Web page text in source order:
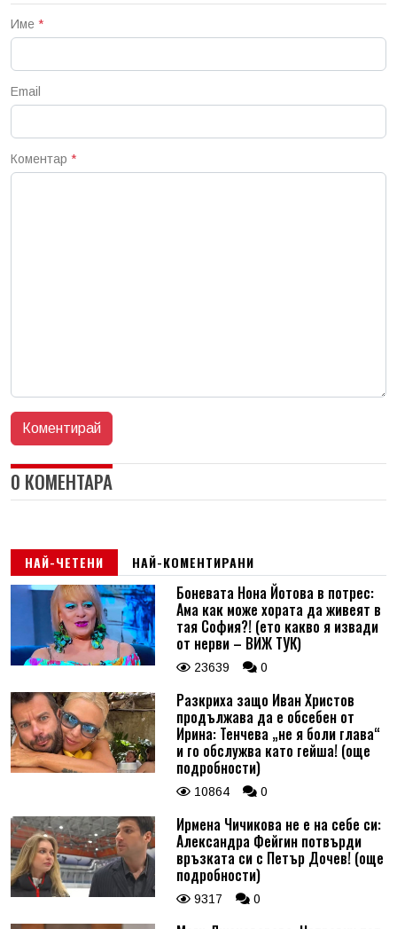
Име *
Email
Коментар *
0 КОМЕНТАРА
НАЙ-ЧЕТЕНИ НАЙ-КОМЕНТИРАНИ
Боневата Нона Йотова в потрес:
Ама как може хората да живеят в
тая София?! (ето какво я извади
от нерви – ВИЖ ТУК)
23639 0
Разкриха защо Иван Христов
продължава да е обсебен от
Ирина: Тенчева „не я боли глава“
и го обслужва като гейша! (още
подробности)
10864 0
Ирмена Чичикова не е на себе си:
Александра Фейгин потвърди
връзката си с Петър Дочев! (още
подробности)
9317 0